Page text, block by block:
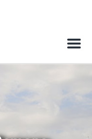
Menu